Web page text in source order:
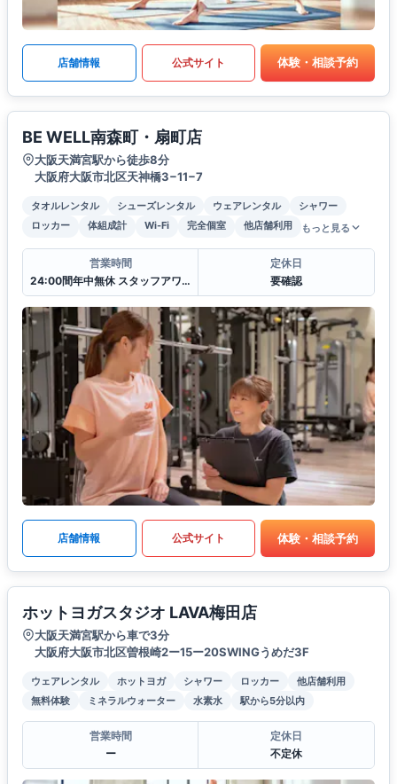
店舗情報 公式サイト 体験・相談予約
BE WELL南森町・扇町店
大阪天満宮駅から徒歩8分
大阪府大阪市北区天神橋3−11−7
タオルレンタル シューズレンタル ウェアレンタル
シャワー
ロッカー
体組成計 Wi-Fi 完全個室 他店舗利用 もっと見る
営業時間
24:00間年中無休 スタッフアワー(11:00〜22:00)
定休日
要確認
店舗情報 公式サイト 体験・相談予約
ホットヨガスタジオ LAVA梅田店
大阪天満宮駅から車で3分
大阪府大阪市北区曽根崎2ー15ー20SWINGうめだ3F
ウェアレンタル ホットヨガ シャワー ロッカー
他店舗利用
無料体験
ミネラルウォーター 水素水 駅から5分以内
営業時間
ー
定休日
不定休